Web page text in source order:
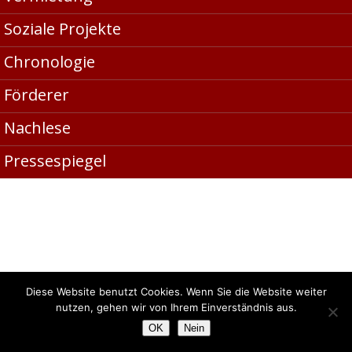
Soziale Projekte
Chronologie
Förderer
Nachlese
Pressespiegel
[ Startseite ][ Seitenanfang ]
Algermissener Kulturbrunnen e. V. Kranzweg 40b 31191
Diese Website benutzt Cookies. Wenn Sie die Website weiter
nutzen, gehen wir von Ihrem Einverständnis aus.
OK Nein